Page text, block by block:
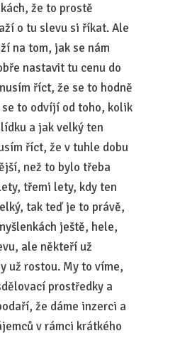
že to prostě
o tu slevu si říkat. Ale
na tom, jak se nám
nastavit tu cenu do
říct, že se to hodně
to odvíjí od toho, kolik
a jak velký ten
říct, že v tuhle dobu
než to bylo třeba
třemi lety, kdy ten
tak teď je to právě,
ještě, hele,
ale někteří už
už rostou. My to víme,
prostředky a
že dáme inzerci a
v rámci krátkého